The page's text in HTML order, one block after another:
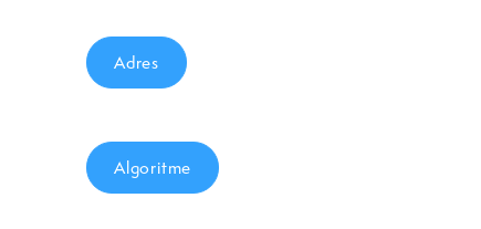
Adres
Algoritme